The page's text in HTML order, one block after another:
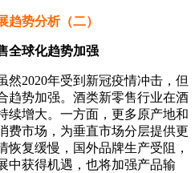
趋势分析（二）
全球化趋势加强
2020年受到新冠疫情冲击，但
趋势加强。酒类新零售行业在酒
续增大。一方面，更多原产地和
费市场，为垂直市场分层提供更
恢复缓慢，国外品牌生产受阻，
中获得机遇，也将加强产品输